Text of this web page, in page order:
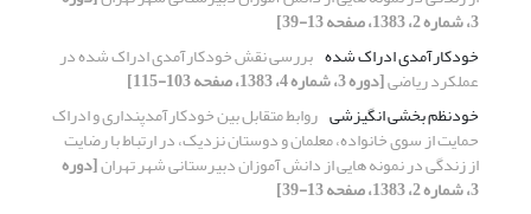
3، شماره 2، 1383، صفحه 13-39]
خودکارآمدی ادراک شده بررسی نقش خودکارآمدی ادراک شده در
عملکرد ریاضی[دوره 3، شماره 4، 1383، صفحه 103-115]
خودنظم بخشی انگیزشی روابط متقابل بین خودکارآمدپنداری و ادراک
حمایت از سوی خانواده، معلمان و دوستان نزدیک، در ارتباط با رضایت
از زندگی در نمونه هایی از دانش آموزان دبیرستانی شهر تهران[دوره
3، شماره 2، 1383، صفحه 13-39]